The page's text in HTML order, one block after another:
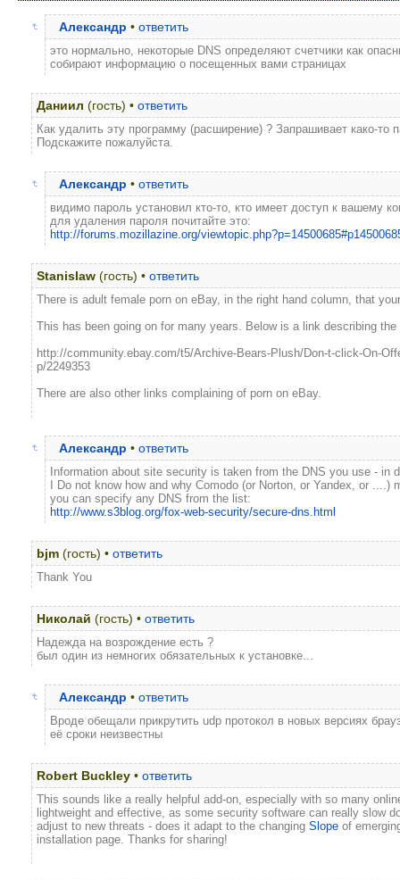
Александр • ответить
это нормально, некоторые DNS определяют счетчики как
собирают информацию о посещенных вами страницах
Даниил (гость) • ответить
Как удалить эту программу (расширение) ? Запрашивает како-то
Подскажите пожалуйста.
Александр • ответить
видимо пароль установил кто-то, кто имеет доступ к вашему
для удаления пароля почитайте это:
http://forums.mozillazine.org/
Stanislaw (гость) • ответить
There is adult female porn on eBay, in the right hand column, that
This has been going on for many years. Below is a link describing the
http://community.ebay.com/t5/Archive-Bears-Plush/Don-t-click-On-
p/2249353
There are also other links complaining of porn on eBay.
Александр • ответить
Information about site security is taken from the DNS you use - in
I Do not know how and why Comodo (or Norton, or Yandex, or
you can specify any DNS from the list:
http://www.s3blog.org/fox-web-security/secure-dns.html
bjm (гость) • ответить
Thank You
Николай (гость) • ответить
Надежда на возрождение есть ?
был один из немногих обязательных к установке...
Александр • ответить
Вроде обещали прикрутить udp протокол в новых версиях
её сроки неизвестны
Robert Buckley • ответить
This sounds like a really helpful add-on, especially with so many
lightweight and effective, as some security software can really slow
adjust to new threats - does it adapt to the changing Slope of
installation page. Thanks for sharing!